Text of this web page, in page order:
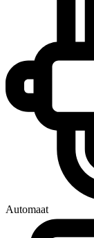
Automaat